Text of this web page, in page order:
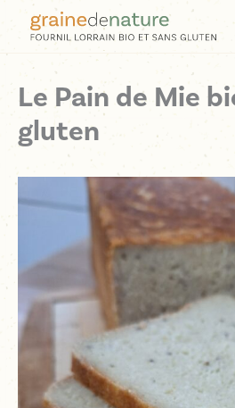
Le Pain de Mie
gluten